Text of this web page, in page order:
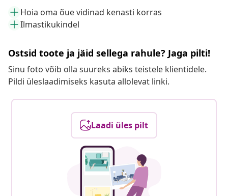
Hoia oma õue vidinad kenasti korras
Ilmastikukindel
Ostsid toote ja jäid sellega rahule? Jaga pilti!
Sinu foto võib olla suureks abiks teistele klientidele.
Pildi üleslaadimiseks kasuta allolevat linki.
Laadi üles pilt